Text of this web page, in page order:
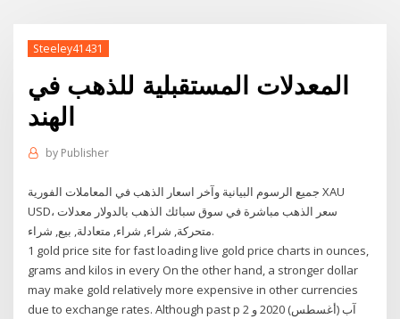
Steeley41431
المعدلات المستقبلية للذهب في
الهند
by Publisher
جميع الرسوم البيانية وآخر اسعار الذهب في المعاملات الفورية XAU
USD، سعر الذهب مباشرة في سوق سبائك الذهب بالدولار معدلات
متحركة, شراء, شراء, متعادلة, بيع, شراء.
1 gold price site for fast loading live gold price charts in ounces,
grams and kilos in every On the other hand, a stronger dollar
may make gold relatively more expensive in other currencies
due to exchange rates. Although past p 2 آب (أغسطس) 2020 و